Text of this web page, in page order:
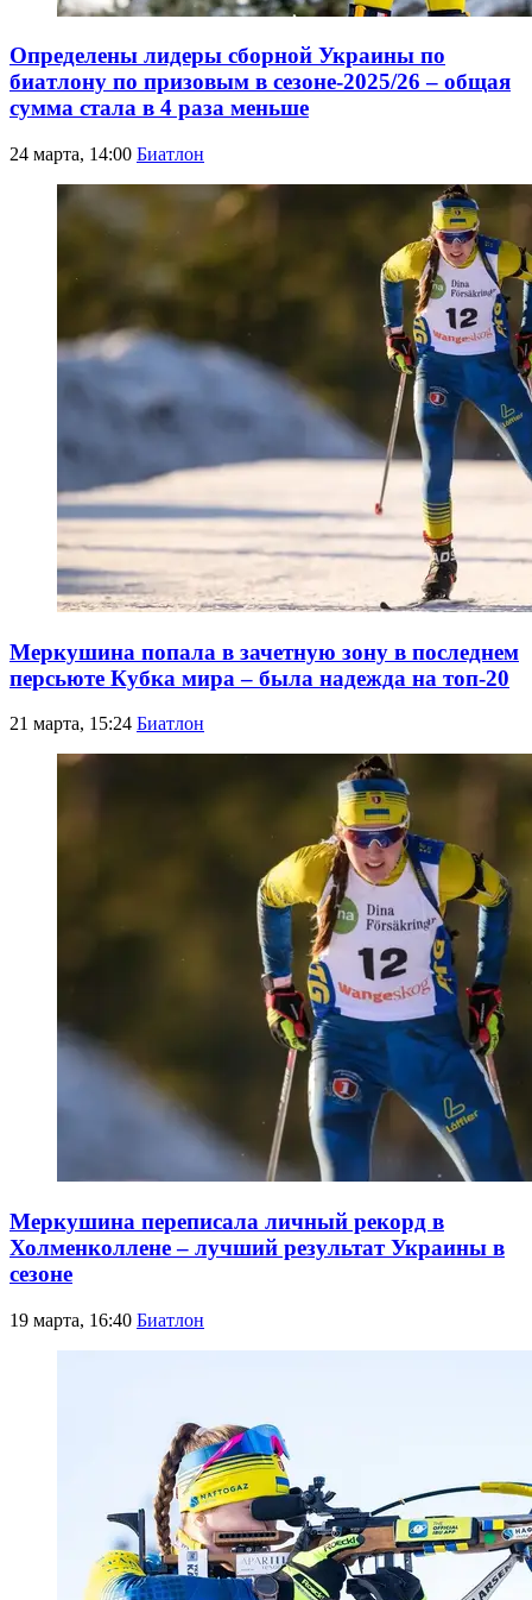
Определены лидеры сборной Украины по
биатлону по призовым в сезоне-2025/26 – общая
сумма стала в 4 раза меньше
24 марта, 14:00 Биатлон
Меркушина попала в зачетную зону в последнем
персьюте Кубка мира – была надежда на топ-20
21 марта, 15:24 Биатлон
Меркушина переписала личный рекорд в
Холменколлене – лучший результат Украины в
сезоне
19 марта, 16:40 Биатлон